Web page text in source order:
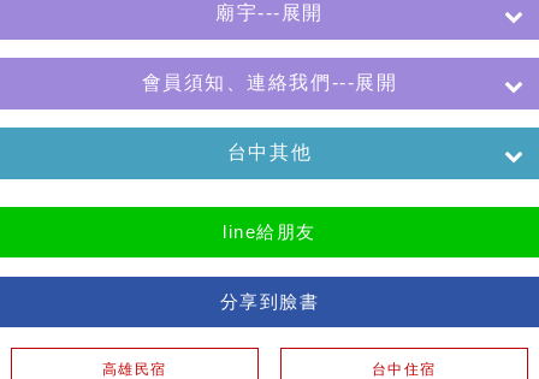
廟宇---展開
會員須知、連絡我們---展開
台中其他
line給朋友
分享到臉書
高雄民宿 台中住宿